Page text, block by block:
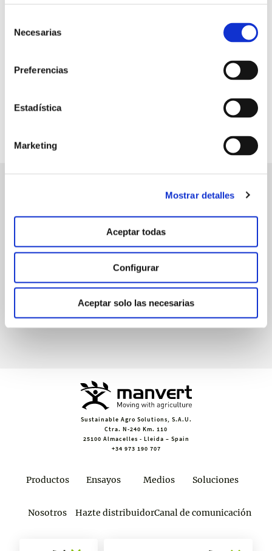
Necesarias
Preferencias
Estadística
Marketing
Mostrar detalles
Aceptar todas
Configurar
Aceptar solo las necesarias
manvert
croptology
webinars, asesoramiento técnico y nuestra newsletter.
Únete a croptology
Sustainable Agro Solutions, S.A.U.
Ctra. N-240 Km. 110
25100 Almacelles - Lleida – Spain
+34 973 190 707
Productos Ensayos Medios Soluciones
Nosotros Hazte distribuidorCanal de comunicación